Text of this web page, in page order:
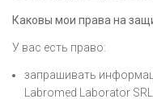
Каковы мои права на
У вас есть право:
запрашивать
Labromed Laborator